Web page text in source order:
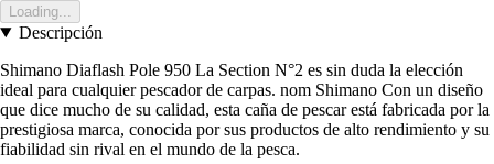
Loading...
Descripción
Shimano Diaflash Pole 950 La Section N°2 es sin duda la elección
ideal para cualquier pescador de carpas. nom Shimano Con un diseño
que dice mucho de su calidad, esta caña de pescar está fabricada por la
prestigiosa marca, conocida por sus productos de alto rendimiento y su
fiabilidad sin rival en el mundo de la pesca.